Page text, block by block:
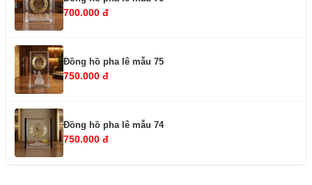
700.000 đ
Đồng hồ pha lê mẫu 75
750.000 đ
Đồng hồ pha lê mẫu 74
750.000 đ